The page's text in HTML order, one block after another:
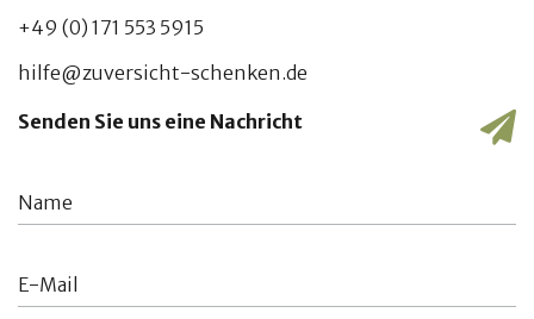
+49 (0) 171 553 5915
hilfe@zuversicht-schenken.de
Senden Sie uns eine Nachricht